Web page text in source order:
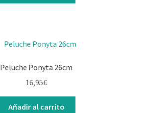
Peluche Ponyta 26cm
16,95€
Añadir al carrito